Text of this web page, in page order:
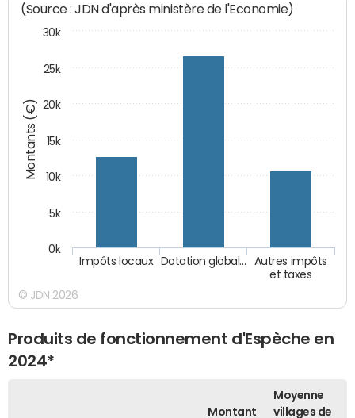
Montants (€)
(Source : JDN d'après ministère de l'Economie)
Autres impôts
et taxes
Dotation global…
Impôts locaux
0k
5k
10k
15k
20k
25k
30k
© JDN 2026
Produits de fonctionnement d'Espèche en
2024*
Montant
Moyenne
villages de